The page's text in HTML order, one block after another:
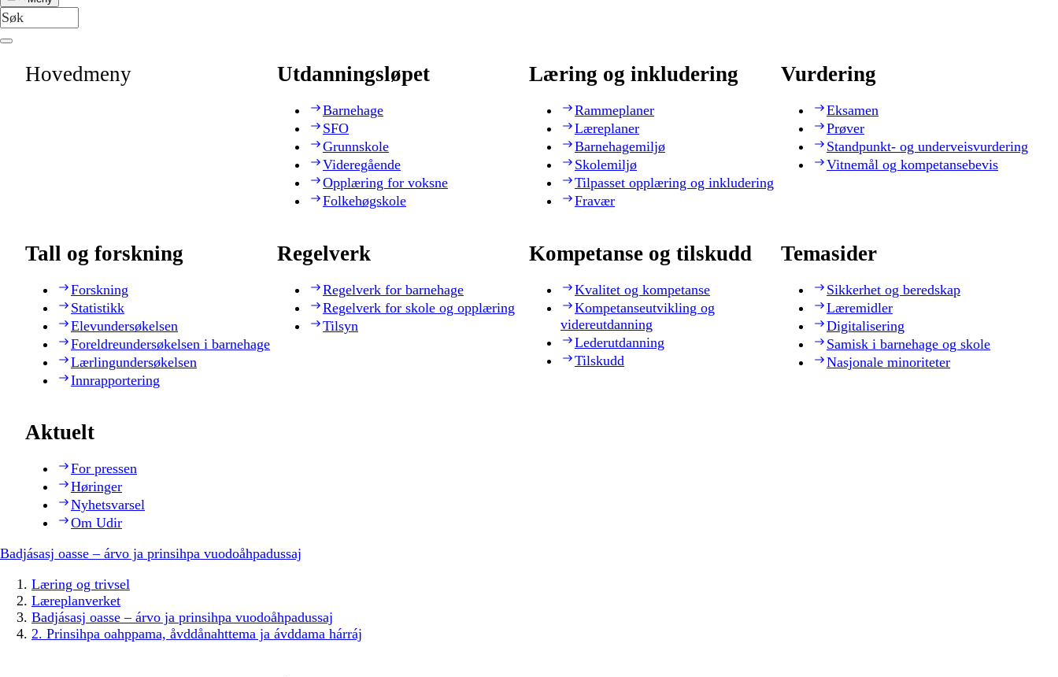
Hovedmeny Utdanningsløpet
Barnehage
SFO
Grunnskole
Videregående
Opplæring for voksne
Folkehøgskole
Læring og inkludering
Rammeplaner
Læreplaner
Barnehagemiljø
Skolemiljø
Tilpasset opplæring og inkludering
Fravær
Vurdering
Eksamen
Prøver
Standpunkt- og underveisvurdering
Vitnemål og kompetansebevis
Tall og forskning
Forskning
Statistikk
Elevundersøkelsen
Foreldreundersøkelsen i barnehage
Lærlingundersøkelsen
Innrapportering
Regelverk
Regelverk for barnehage
Regelverk for skole og opplæring
Tilsyn
Kompetanse og tilskudd
Kvalitet og kompetanse
Kompetanseutvikling og
videreutdanning
Lederutdanning
Tilskudd
Temasider
Sikkerhet og beredskap
Læremidler
Digitalisering
Samisk i barnehage og skole
Nasjonale minoriteter
Aktuelt
For pressen
Høringer
Nyhetsvarsel
Om Udir
Badjásasj oasse – árvo ja prinsihpa vuodoåhpadussaj
Læring og trivsel
Læreplanverket
Badjásasj oasse – árvo ja prinsihpa vuodoåhpadussaj
2. Prinsihpa oahppama, åvddånahttema ja ávddama hárráj